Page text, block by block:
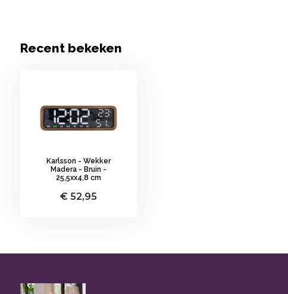
Recent bekeken
Karlsson - Wekker
Madera - Bruin -
25,5xx4,8 cm
€ 52,95